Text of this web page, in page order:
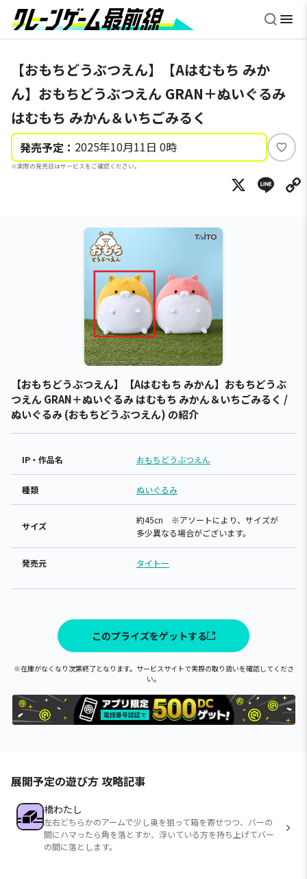
【おもちどうぶつえん】【Aはむもち みか
ん】おもちどうぶつえん GRAN＋ぬいぐるみ
はむもち みかん＆いちごみるく
発売予定： 2025年10月11日 0時
※実際の発売日はサービスをご確認ください。
い
ね
X
【おもちどうぶつえん】【Aはむもち みかん】おもちどうぶ
つえん GRAN＋ぬいぐるみ はむもち みかん＆いちごみるく /
ぬいぐるみ (おもちどうぶつえん) の紹介
IP・作品名 おもちどうぶつえん
種類 ぬいぐるみ
サイズ
約45cn ※アソートにより、サイズが
多少異なる場合がございます。
発売元 タイトー
このプライズをゲットする
※在庫がなくなり次第終了となります。サービスサイトで実際の取り扱いを確認してくださ
い。
展開予定の遊び方 攻略記事
橋わたし
左右どちらかのアームで少し奥を狙って箱を寄せつつ、バーの
間にハマったら角を落とすか、浮いている方を持ち上げてバー
の間に落とします。